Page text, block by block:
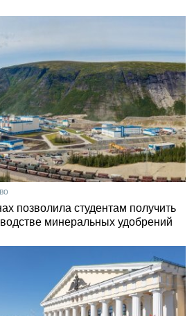
позволила студентам получить
минеральных удобрений